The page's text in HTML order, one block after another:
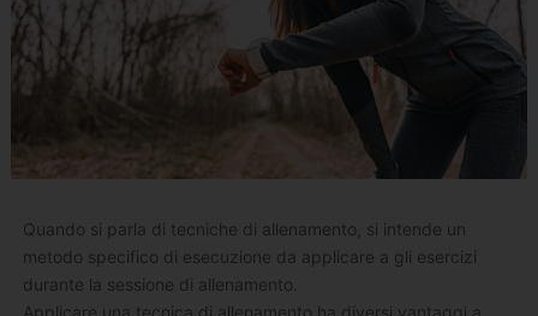
Quando si parla di tecniche di allenamento, si intende un
metodo specifico di esecuzione da applicare a gli esercizi
durante la sessione di allenamento.
Applicare una tecnica di allenamento ha diversi vantaggi a